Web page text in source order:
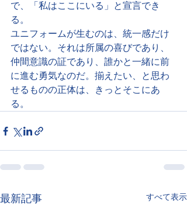
で、「私はここにいる」と宣言でき
る。
ユニフォームが生むのは、統一感だけ
ではない。それは所属の喜びであり、
仲間意識の証であり、誰かと一緒に前
に進む勇気なのだ。揃えたい、と思わ
せるものの正体は、きっとそこにあ
る。
最新記事 すべて表示